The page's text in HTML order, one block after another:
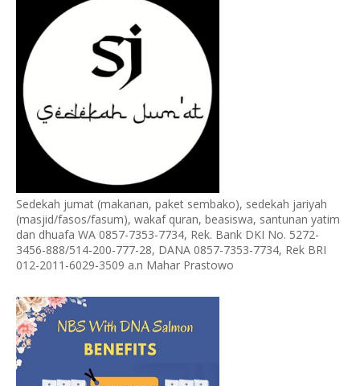
Sedekah jumat (makanan, paket sembako), sedekah jariyah
(masjid/fasos/fasum), wakaf quran, beasiswa, santunan yatim
dan dhuafa WA 0857-7353-7734, Rek. Bank DKI No. 5272-
3456-888/514-200-777-28, DANA 0857-7353-7734, Rek BRI
012-2011-6029-3509 a.n Mahar Prastowo